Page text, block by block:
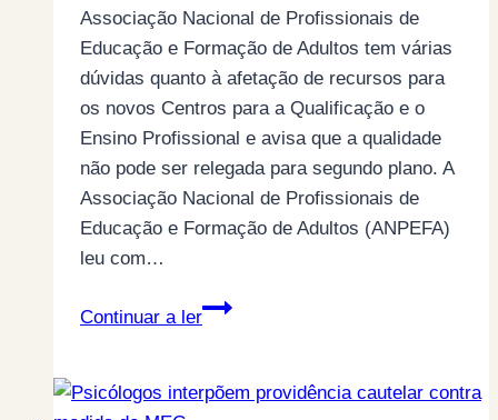
Associação Nacional de Profissionais de
Educação e Formação de Adultos tem várias
dúvidas quanto à afetação de recursos para
os novos Centros para a Qualificação e o
Ensino Profissional e avisa que a qualidade
não pode ser relegada para segundo plano. A
Associação Nacional de Profissionais de
Educação e Formação de Adultos (ANPEFA)
leu com…
Continuar a ler
Respeito
da